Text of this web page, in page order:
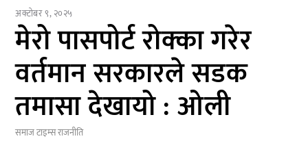
अक्टोबर ९, २०२५
मेरो पासपोर्ट रोक्का गरेर
वर्तमान सरकारले सडक
तमासा देखायो : ओली
समाज टाइम्सराजनीति